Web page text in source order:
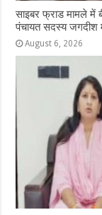
साइबर फ्राड मामले में
पंचायत सदस्य
August 6, 2026